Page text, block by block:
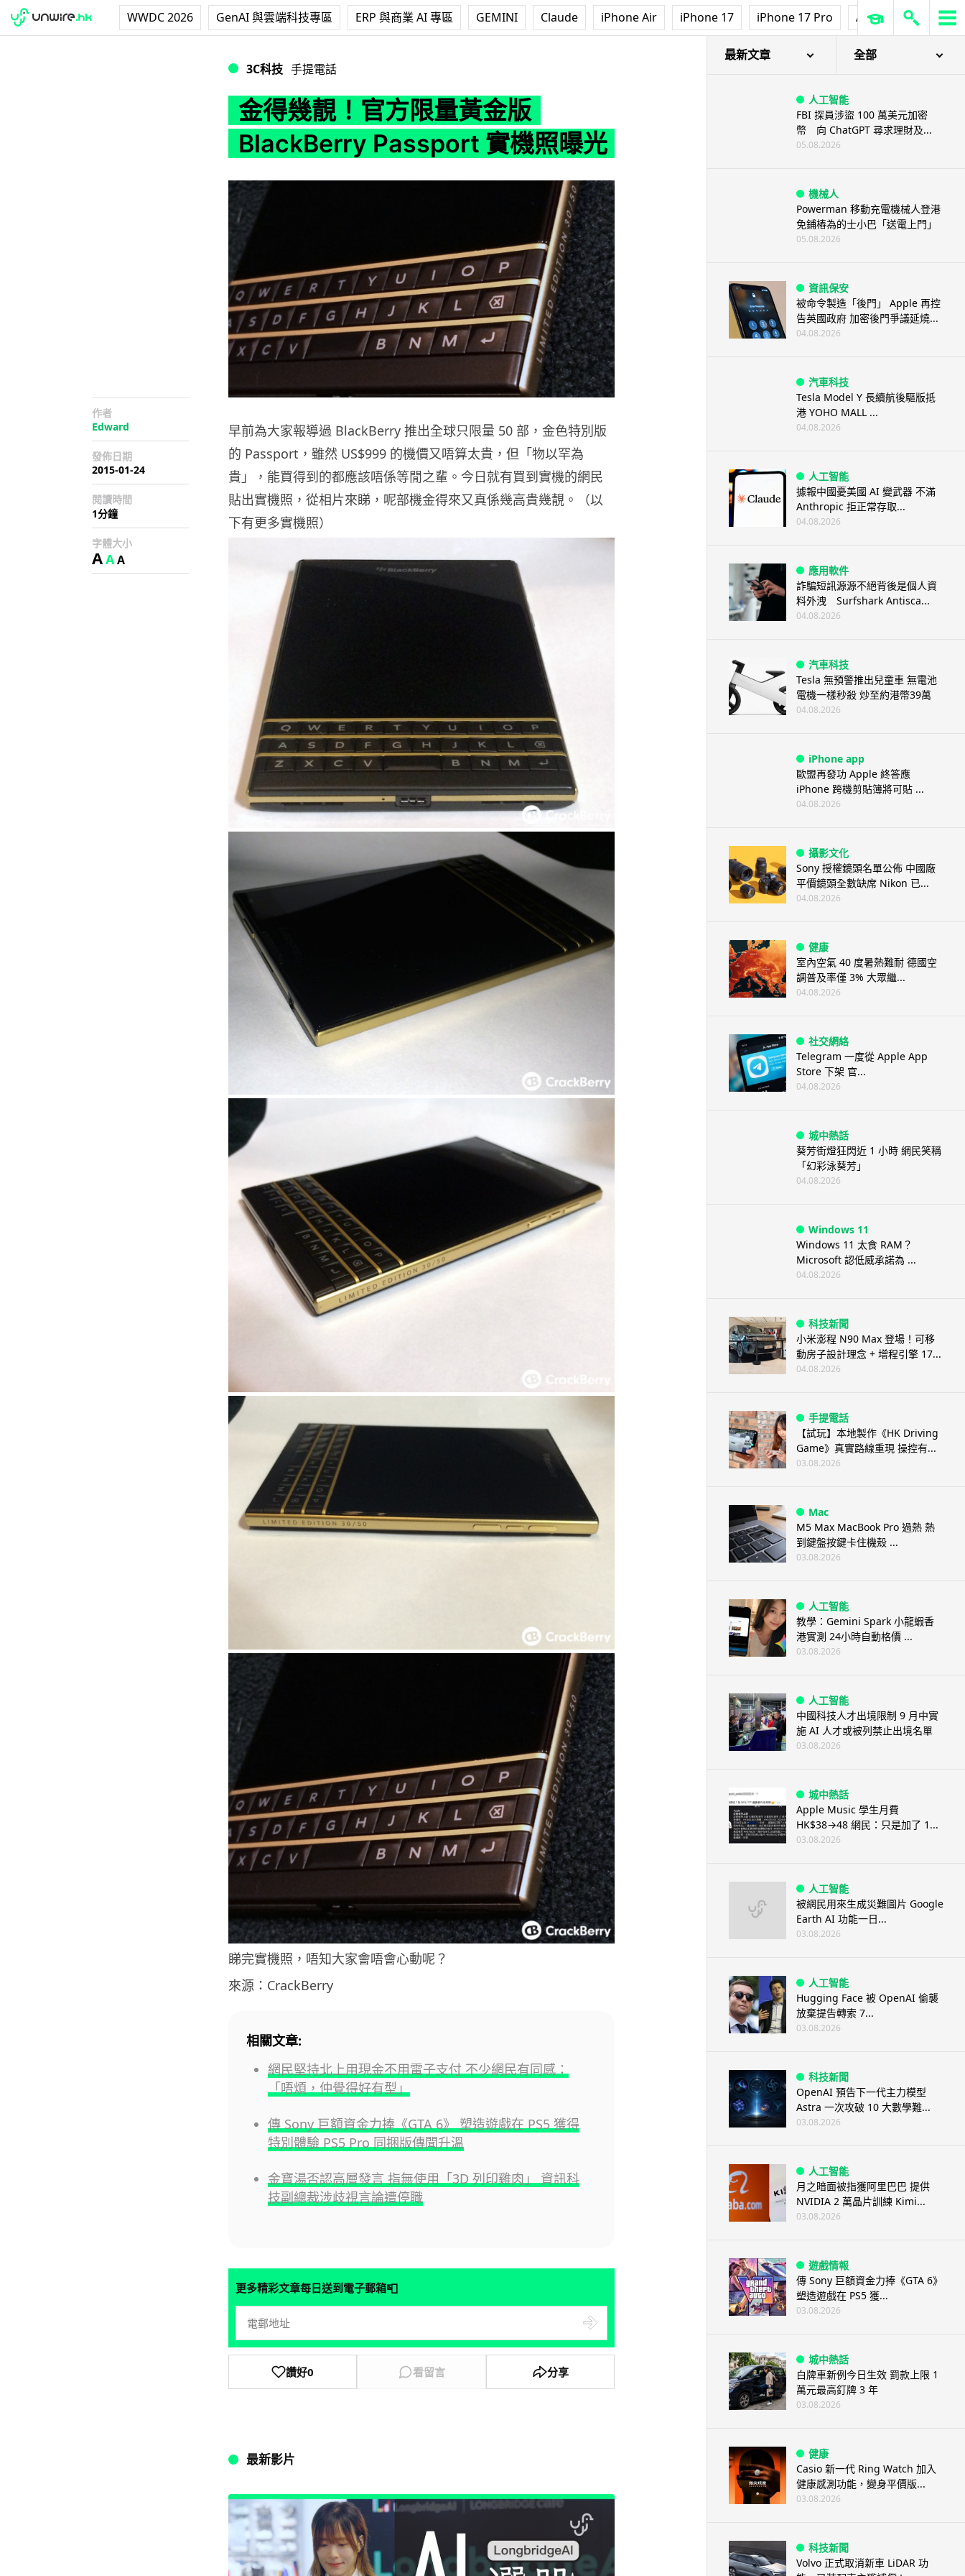
WWDC 2026 GenAI 與雲端科技專區 ERP 與商業 AI 專區 GEMINI Claude iPhone Air iPhone 17 iPhone 17 Pro AirPods Pro 3
3C科技 手提電話
金得幾靚！官方限量黃金版
BlackBerry Passport 實機照曝光
作者
Edward
發佈日期
2015-01-24
閱讀時間
1分鐘
字體大小
AAA
早前為大家報導過 BlackBerry 推出全球只限量 50 部，金色特別版
的 Passport，雖然 US$999 的機價又唔算太貴，但「物以罕為
貴」，能買得到的都應該唔係等閒之輩。今日就有買到實機的網民
貼出實機照，從相片來睇，呢部機金得來又真係幾高貴幾靚。（以
下有更多實機照）
睇完實機照，唔知大家會唔會心動呢？
來源：CrackBerry
相關文章:
網民堅持北上用現金不用電子支付 不少網民有同感：
「唔煩，仲覺得好有型」
傳 Sony 巨額資金力捧《GTA 6》 塑造遊戲在 PS5 獲得
特別體驗 PS5 Pro 同捆版傳聞升溫
金寶湯否認高層發言 指無使用「3D 列印雞肉」 資訊科
技副總裁涉歧視言論遭停職
更多精彩文章每日送到電子郵箱📮
讚好0 看留言 分享
最新影片
最新文章 全部
人工智能
FBI 探員涉盜 100 萬美元加密
幣 向 ChatGPT 尋求理財及...
05.08.2026
機械人
Powerman 移動充電機械人登港
免鋪樁為的士小巴「送電上門」
05.08.2026
資訊保安
被命令製造「後門」 Apple 再控
告英國政府 加密後門爭議延燒...
04.08.2026
汽車科技
Tesla Model Y 長續航後驅版抵
港 YOHO MALL ...
04.08.2026
人工智能
據報中國憂美國 AI 變武器 不滿
Anthropic 拒正常存取...
04.08.2026
應用軟件
詐騙短訊源源不絕背後是個人資
料外洩 Surfshark Antisca...
04.08.2026
汽車科技
Tesla 無預警推出兒童車 無電池
電機一樣秒殺 炒至約港幣39萬
04.08.2026
iPhone app
歐盟再發功 Apple 終答應
iPhone 跨機剪貼簿將可貼 ...
04.08.2026
攝影文化
Sony 授權鏡頭名單公佈 中國廠
平價鏡頭全數缺席 Nikon 已...
04.08.2026
健康
室內空氣 40 度暑熱難耐 德國空
調普及率僅 3% 大眾繼...
04.08.2026
社交網絡
Telegram 一度從 Apple App
Store 下架 官...
04.08.2026
城中熱話
葵芳街燈狂閃近 1 小時 網民笑稱
「幻彩泳葵芳」
04.08.2026
Windows 11
Windows 11 太食 RAM？
Microsoft 認低威承諾為 ...
04.08.2026
科技新聞
小米澎程 N90 Max 登場！可移
動房子設計理念 + 增程引擎 17...
04.08.2026
手提電話
【試玩】本地製作《HK Driving
Game》真實路線重現 操控有...
03.08.2026
Mac
M5 Max MacBook Pro 過熱 熱
到鍵盤按鍵卡住機殼 ...
03.08.2026
人工智能
教學：Gemini Spark 小龍蝦香
港實測 24小時自動格價 ...
03.08.2026
人工智能
中國科技人才出境限制 9 月中實
施 AI 人才或被列禁止出境名單
03.08.2026
城中熱話
Apple Music 學生月費
HK$38→48 網民：只是加了 1...
03.08.2026
人工智能
被網民用來生成災難圖片 Google
Earth AI 功能一日...
03.08.2026
人工智能
Hugging Face 被 OpenAI 偷襲
放棄提告轉索 7...
03.08.2026
科技新聞
OpenAI 預告下一代主力模型
Astra 一次攻破 10 大數學難...
03.08.2026
人工智能
月之暗面被指獲阿里巴巴 提供
NVIDIA 2 萬晶片訓練 Kimi...
03.08.2026
遊戲情報
傳 Sony 巨額資金力捧《GTA 6》
塑造遊戲在 PS5 獲...
03.08.2026
城中熱話
白牌車新例今日生效 罰款上限 1
萬元最高釘牌 3 年
03.08.2026
健康
Casio 新一代 Ring Watch 加入
健康感測功能，變身平價版...
03.08.2026
科技新聞
Volvo 正式取消新車 LiDAR 功